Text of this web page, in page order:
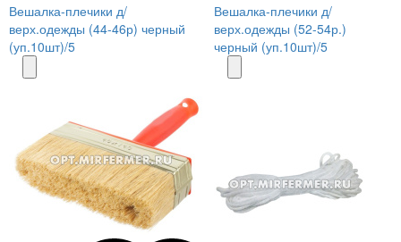
Вешалка-плечики д/
верх.одежды (44-46р) черный
(уп.10шт)/5
Вешалка-плечики д/
верх.одежды (52-54р.)
черный (уп.10шт)/5